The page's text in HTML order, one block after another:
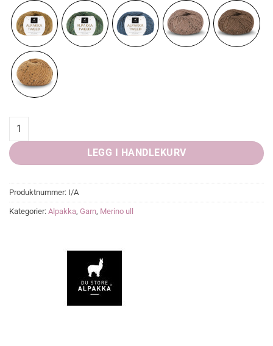
Alpakka Tweed quantity
LEGG I HANDLEKURV
Produktnummer: I/A
Kategorier: Alpakka Garn Merino ull